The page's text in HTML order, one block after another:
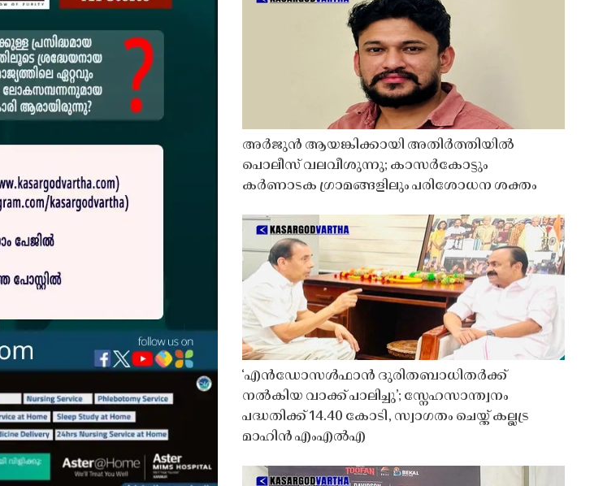
അർജുൻ ആയങ്കിക്കായി അതിർത്തിയിൽ
പൊലീസ് വലവീശുന്നു; കാസർകോട്ടും
കർണാടക ഗ്രാമങ്ങളിലും പരിശോധന ശക്തം
‘എൻഡോസൾഫാൻ ദുരിതബാധിതർക്ക്
നൽകിയ വാക്ക് പാലിച്ചു’; സ്നേഹസാന്ത്വനം
പദ്ധതിക്ക് 14.40 കോടി, സ്വാഗതം ചെയ്ത് കല്ലട്ര
മാഹിൻ എംഎൽഎ